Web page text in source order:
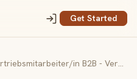
Get Started
Vertriebsmitarbeiter/in B2B - Verkauf (m/w/d)